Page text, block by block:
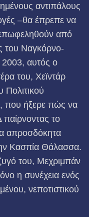
αντιπάλους
–θα έπρεπε να
επωφεληθούν από
του Ναγκόρνο-
αυτός ο
του, Χεϊντάρ
Πολιτικού
που ήξερε πώς να
παίρνοντας το
απροσδόκητα
Κασπία Θάλασσα.
του, Μεχριμπάν
η συνέχεια ενός
νεποτιστικού